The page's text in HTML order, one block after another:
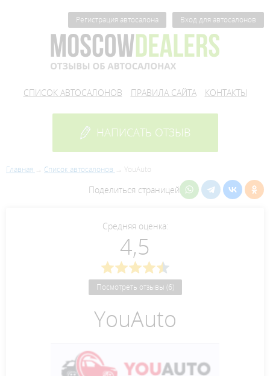
Регистрация автосалона Вход для автосалонов
СПИСОК АВТОСАЛОНОВ ПРАВИЛА САЙТА КОНТАКТЫ
НАПИСАТЬ ОТЗЫВ
Главная Список автосалонов YouAuto
Поделиться страницей
Средняя оценка:
4,5
Посмотреть отзывы (6)
YouAuto